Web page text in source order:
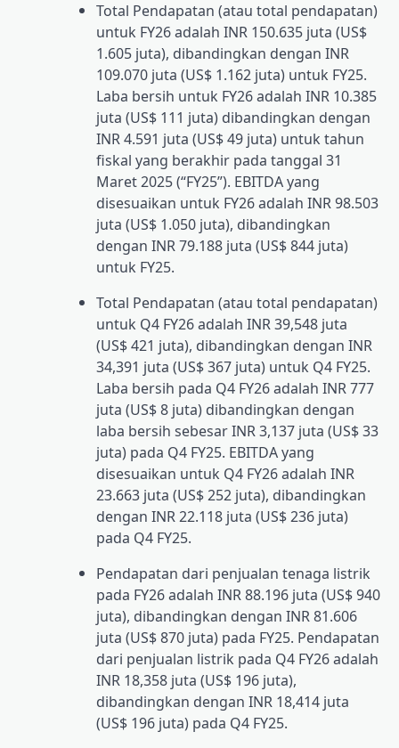
Total Pendapatan (atau total pendapatan)
untuk FY26 adalah INR 150.635 juta (US$
1.605 juta), dibandingkan dengan INR
109.070 juta (US$ 1.162 juta) untuk FY25.
Laba bersih untuk FY26 adalah INR 10.385
juta (US$ 111 juta) dibandingkan dengan
INR 4.591 juta (US$ 49 juta) untuk tahun
fiskal yang berakhir pada tanggal 31
Maret 2025 (“FY25”). EBITDA yang
disesuaikan untuk FY26 adalah INR 98.503
juta (US$ 1.050 juta), dibandingkan
dengan INR 79.188 juta (US$ 844 juta)
untuk FY25.
Total Pendapatan (atau total pendapatan)
untuk Q4 FY26 adalah INR 39,548 juta
(US$ 421 juta), dibandingkan dengan INR
34,391 juta (US$ 367 juta) untuk Q4 FY25.
Laba bersih pada Q4 FY26 adalah INR 777
juta (US$ 8 juta) dibandingkan dengan
laba bersih sebesar INR 3,137 juta (US$ 33
juta) pada Q4 FY25. EBITDA yang
disesuaikan untuk Q4 FY26 adalah INR
23.663 juta (US$ 252 juta), dibandingkan
dengan INR 22.118 juta (US$ 236 juta)
pada Q4 FY25.
Pendapatan dari penjualan tenaga listrik
pada FY26 adalah INR 88.196 juta (US$ 940
juta), dibandingkan dengan INR 81.606
juta (US$ 870 juta) pada FY25. Pendapatan
dari penjualan listrik pada Q4 FY26 adalah
INR 18,358 juta (US$ 196 juta),
dibandingkan dengan INR 18,414 juta
(US$ 196 juta) pada Q4 FY25.